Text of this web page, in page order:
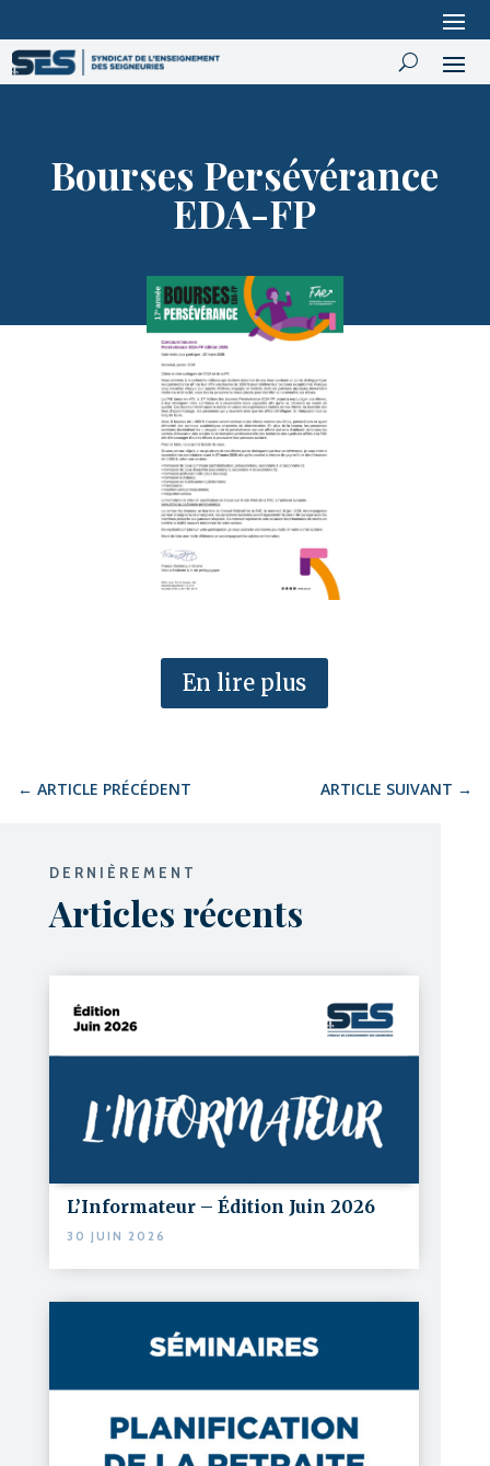
Bourses Persévérance
EDA-FP
En lire plus
← ARTICLE PRÉCÉDENT ARTICLE SUIVANT →
DERNIÈREMENT
Articles récents
L’Informateur – Édition Juin 2026
30 JUIN 2026